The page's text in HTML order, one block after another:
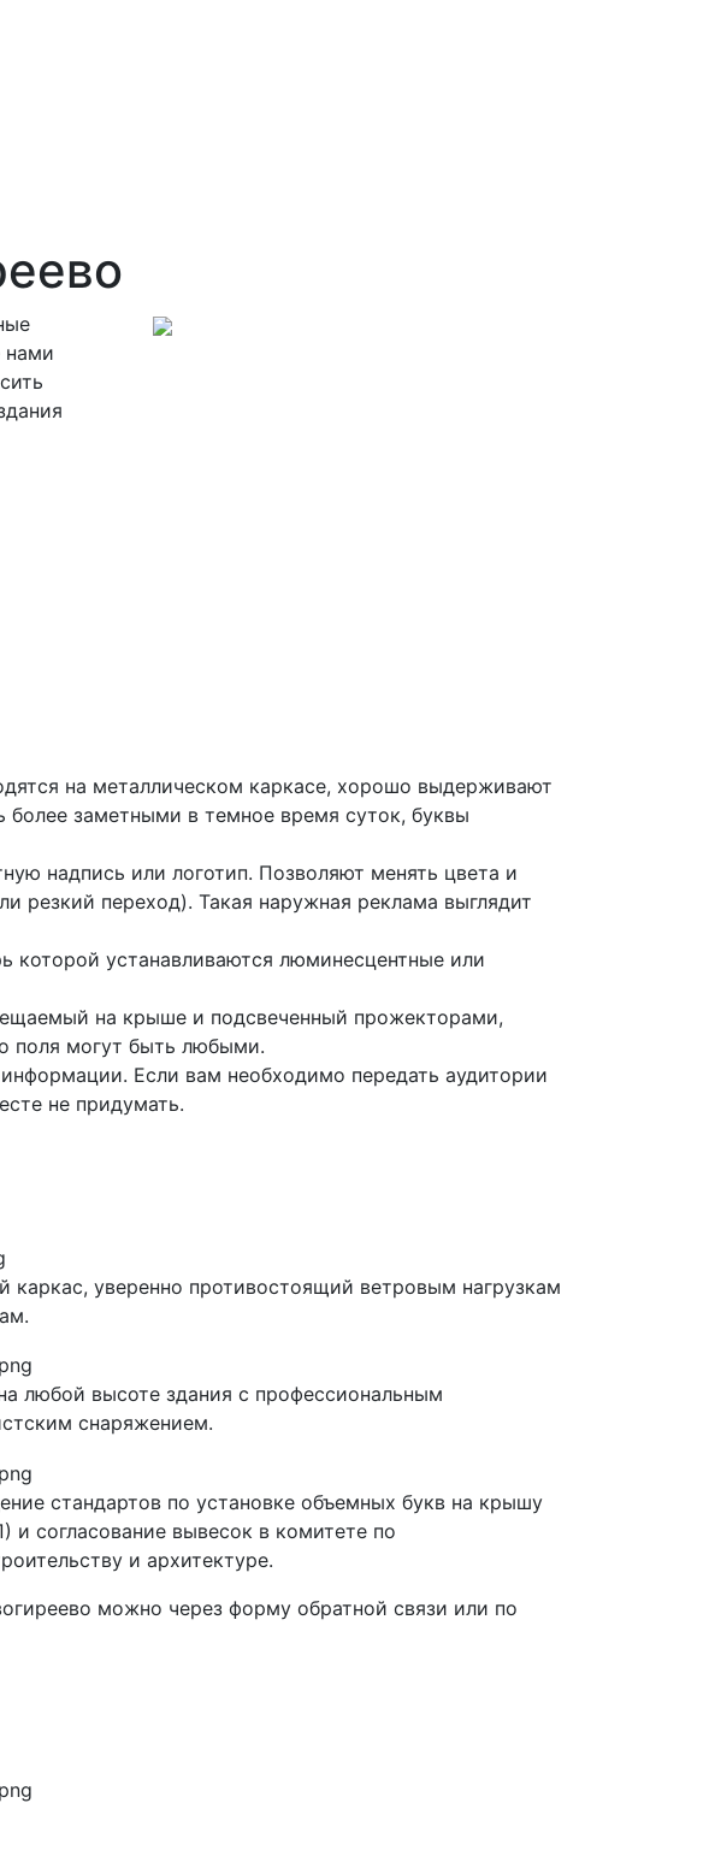
нами
на металлическом каркасе, хорошо выдерживают
заметными в темное время суток, буквы
надпись или логотип. Позволяют менять цвета и
резкий переход). Такая наружная реклама выглядит
которой устанавливаются люминесцентные или
на крыше и подсвеченный прожекторами,
поля могут быть любыми.
Если вам необходимо передать аудитории
не придумать.
каркас, уверенно противостоящий ветровым нагрузкам
любой высоте здания с профессиональным
снаряжением.
стандартов по установке объемных букв на крышу
и согласование вывесок в комитете по
и архитектуре.
можно через форму обратной связи или по